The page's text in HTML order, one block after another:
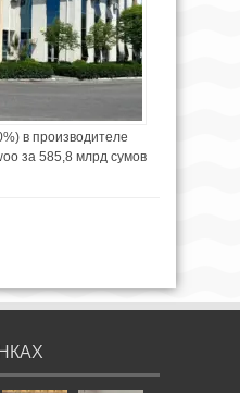
в производителе
за 585,8 млрд сумов